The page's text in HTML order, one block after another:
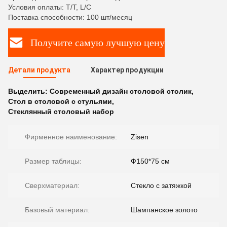
Условия оплаты: T/T, L/C
Поставка способности: 100 шт/месяц
Получите самую лучшую цену
Детали продукта Характер продукции
Выделить: Современный дизайн столовой столик,
Стол в столовой с стульями,
Стеклянный столовый набор
Фирменное наименование: Zisen
Размер таблицы: Ф150*75 см
Сверхматериал: Стекло с затяжкой
Базовый материал: Шампанское золото